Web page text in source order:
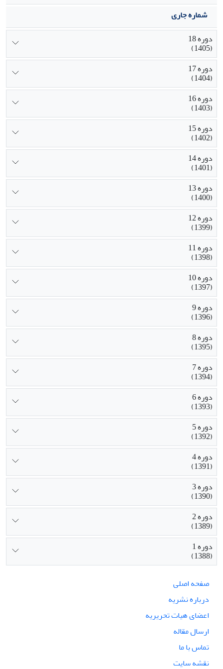
شماره جاری
دوره 18
(1405)
دوره 17
(1404)
دوره 16
(1403)
دوره 15
(1402)
دوره 14
(1401)
دوره 13
(1400)
دوره 12
(1399)
دوره 11
(1398)
دوره 10
(1397)
دوره 9
(1396)
دوره 8
(1395)
دوره 7
(1394)
دوره 6
(1393)
دوره 5
(1392)
دوره 4
(1391)
دوره 3
(1390)
دوره 2
(1389)
دوره 1
(1388)
صفحه اصلی
درباره نشریه
اعضای هیات تحریریه
ارسال مقاله
تماس با ما
نقشه سایت